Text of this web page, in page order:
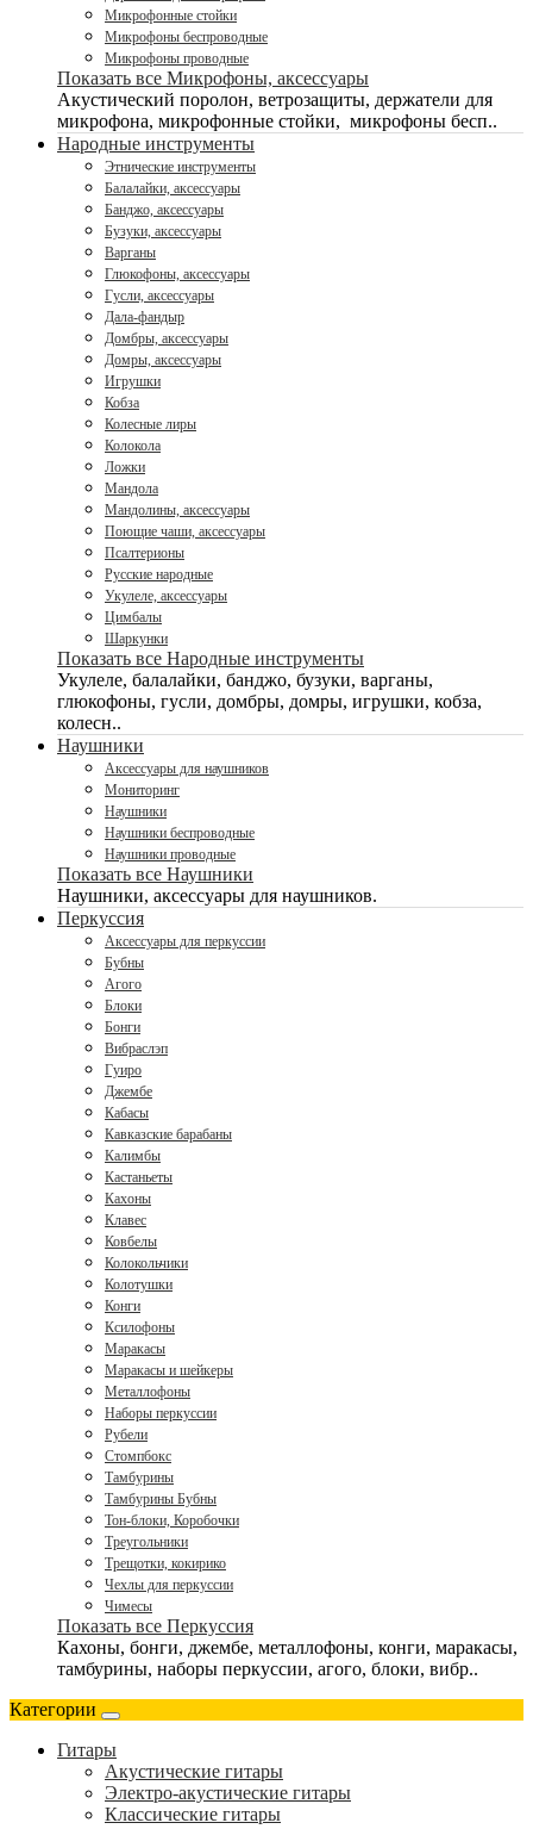
Микрофонные стойки
Микрофоны беспроводные
Микрофоны проводные
Показать все Микрофоны, аксессуары
Акустический поролон, ветрозащиты, держатели для
микрофона, микрофонные стойки, микрофоны бесп..
Народные инструменты
Этнические инструменты
Балалайки, аксессуары
Банджо, аксессуары
Бузуки, аксессуары
Варганы
Глюкофоны, аксессуары
Гусли, аксессуары
Дала-фандыр
Домбры, аксессуары
Домры, аксессуары
Игрушки
Кобза
Колесные лиры
Колокола
Ложки
Мандола
Мандолины, аксессуары
Поющие чаши, аксессуары
Псалтерионы
Русские народные
Укулеле, аксессуары
Цимбалы
Шаркунки
Показать все Народные инструменты
Укулеле, балалайки, банджо, бузуки, варганы,
глюкофоны, гусли, домбры, домры, игрушки, кобза,
колесн..
Наушники
Аксессуары для наушников
Мониторинг
Наушники
Наушники беспроводные
Наушники проводные
Показать все Наушники
Наушники, аксессуары для наушников.
Перкуссия
Аксессуары для перкуссии
Бубны
Агого
Блоки
Бонги
Вибраслэп
Гуиро
Джембе
Кабасы
Кавказские барабаны
Калимбы
Кастаньеты
Кахоны
Клавес
Ковбелы
Колокольчики
Колотушки
Конги
Ксилофоны
Маракасы
Маракасы и шейкеры
Металлофоны
Наборы перкуссии
Рубели
Стомпбокс
Тамбурины
Тамбурины Бубны
Тон-блоки, Коробочки
Треугольники
Трещотки, кокирико
Чехлы для перкуссии
Чимесы
Показать все Перкуссия
Кахоны, бонги, джембе, металлофоны, конги, маракасы,
тамбурины, наборы перкуссии, агого, блоки, вибр..
Категории
Гитары
Акустические гитары
Электро-акустические гитары
Классические гитары